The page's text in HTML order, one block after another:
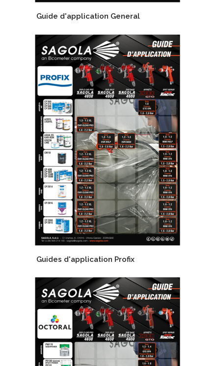
Guide d'application General
Guides d'application Profix